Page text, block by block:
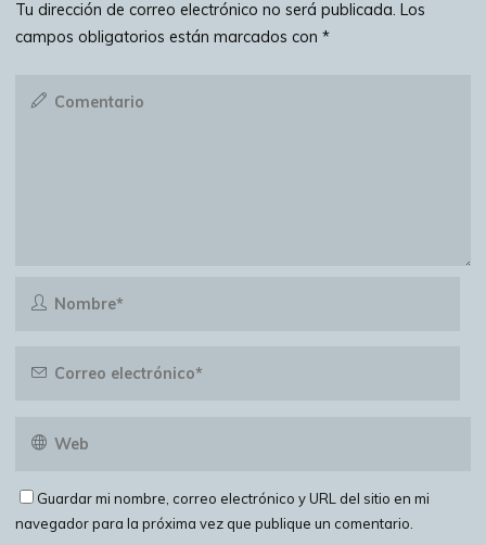
Tu dirección de correo electrónico no será publicada. Los
campos obligatorios están marcados con*
Guardar mi nombre, correo electrónico y URL del sitio en mi
navegador para la próxima vez que publique un comentario.